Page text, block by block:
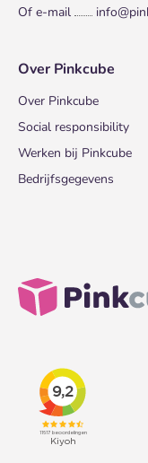
Of e-mail
Over Pinkcube
Over Pinkcube
Social responsibility
Werken bij Pinkcube
Bedrijfsgegevens